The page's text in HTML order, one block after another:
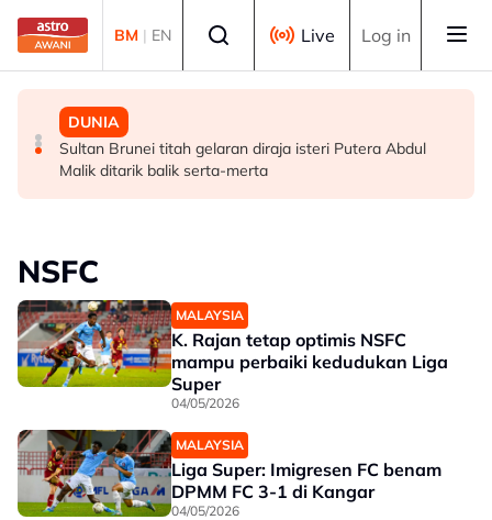
Skip to main content
BM | EN Live Log in
MALAYSIA
GALERI PETRONAS berpindah ke Ombak KLCC, dibuka
sepenuhnya menjelang penghujung 2027
HIBURAN
M. Nasir pilih Aliff Aziz, Melinda Dadew hidupkan kisah
Mansur & Liu
DUNIA
Sultan Brunei titah gelaran diraja isteri Putera Abdul
Malik ditarik balik serta-merta
NSFC
MALAYSIA
K. Rajan tetap optimis NSFC
mampu perbaiki kedudukan Liga
Super
04/05/2026
MALAYSIA
Liga Super: Imigresen FC benam
DPMM FC 3-1 di Kangar
04/05/2026